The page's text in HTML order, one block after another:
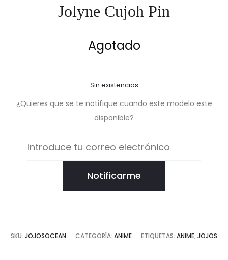
Jolyne Cujoh Pin
Agotado
Sin existencias
¿Quieres que se te notifique cuando este modelo este
disponible?
Notificarme
SKU: JOJOSOCEAN CATEGORÍA: ANIME ETIQUETAS: ANIME, JOJOS